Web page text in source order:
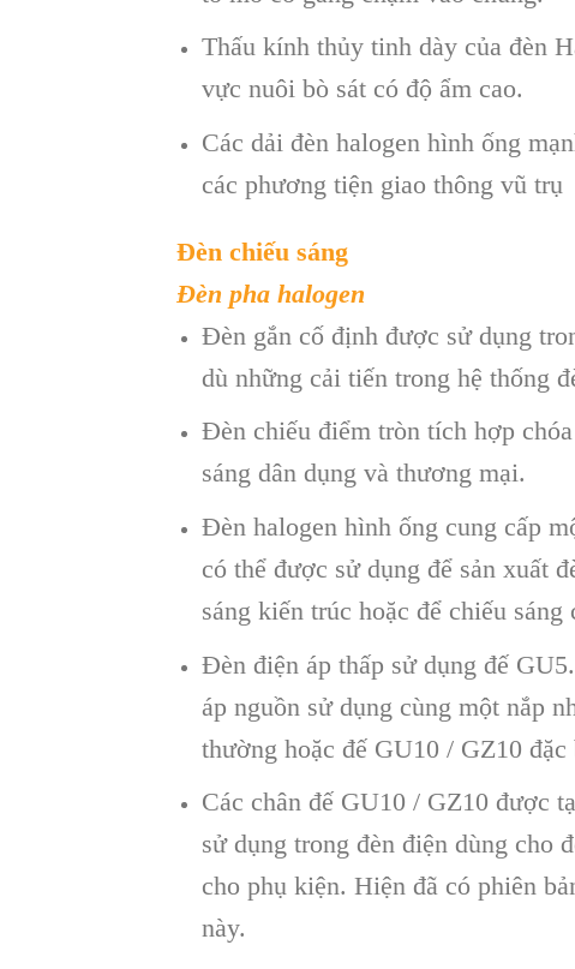
Thấu kính thủy tinh dày của đèn
vực nuôi bò sát có độ ẩm cao.
Các dải đèn halogen hình ống
các phương tiện giao thông vũ trụ
Đèn chiếu sáng
Đèn pha halogen
Đèn gắn cố định được sử dụng
dù những cải tiến trong hệ thống
Đèn chiếu điểm tròn tích hợp
sáng dân dụng và thương mại.
Đèn halogen hình ống cung cấp
có thể được sử dụng để sản xuất
sáng kiến ​​trúc hoặc để chiếu
Đèn điện áp thấp sử dụng đế
áp nguồn sử dụng cùng một nắp
thường hoặc đế GU10 / GZ10 đặc
Các chân đế GU10 / GZ10 được
sử dụng trong đèn điện dùng cho
cho phụ kiện. Hiện đã có phiên
này.